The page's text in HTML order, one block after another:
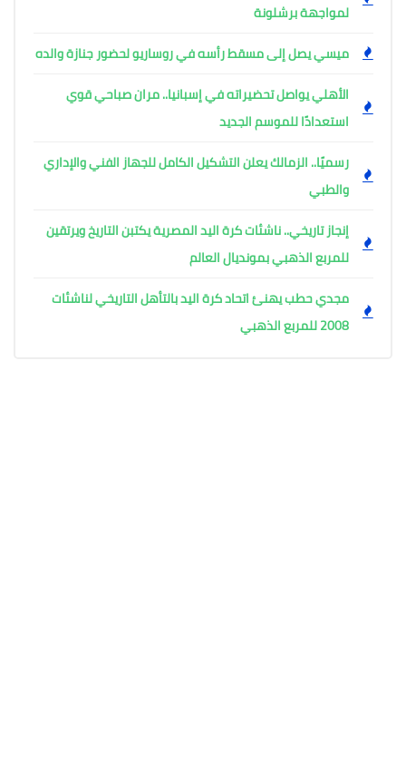
لمواجهة برشلونة
ميسي يصل إلى مسقط رأسه في روساريو لحضور جنازة والده
الأهلي يواصل تحضيراته في إسبانيا.. مران صباحي قوي
استعدادًا للموسم الجديد
رسميًا.. الزمالك يعلن التشكيل الكامل للجهاز الفني والإداري
والطبي
إنجاز تاريخي.. ناشئات كرة اليد المصرية يكتبن التاريخ ويرتقين
للمربع الذهبي بمونديال العالم
مجدي حطب يهنئ اتحاد كرة اليد بالتأهل التاريخي لناشئات
2008 للمربع الذهبي